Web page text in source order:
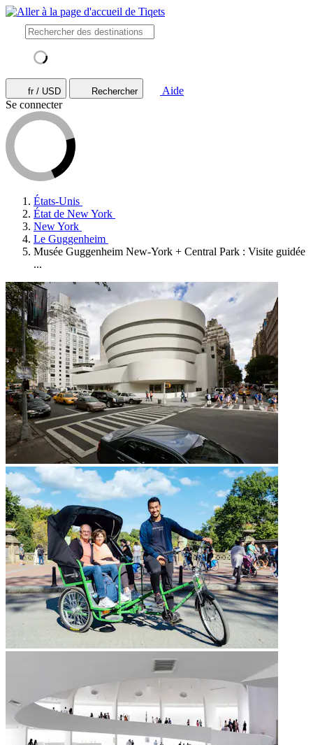
fr / USD Rechercher
Aide
Se connecter
États-Unis
État de New York
New York
Le Guggenheim
Musée Guggenheim New-York + Central Park : Visite guidée
...